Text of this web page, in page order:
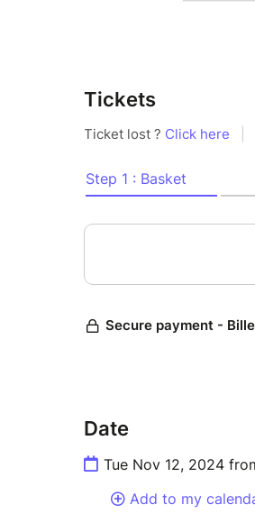
Tickets
Date
Tue Nov 12, 2024
Add to my